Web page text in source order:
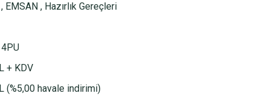
, EMSAN , Hazırlık Gereçleri
+ KDV
(%5,00 havale indirimi)